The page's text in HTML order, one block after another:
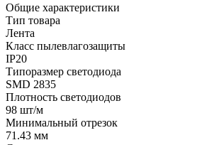
Общие характеристики
Тип товара
Лента
Класс пылевлагозащиты
IP20
Типоразмер светодиода
SMD 2835
Плотность светодиодов
98 шт/м
Минимальный отрезок
71.43 мм